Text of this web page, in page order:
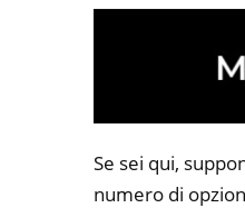
Se sei qui,
numero di